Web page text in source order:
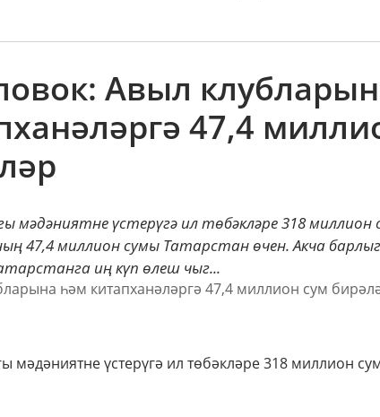
Авыл
47,4
мәдәниятне үстерүгә ил төбәкләре 318 миллион
47,4 миллион сумы Татарстан өчен. Акча
иң күп өлеш чыг...
мәдәниятне үстерүгә ил төбәкләре 318 миллион